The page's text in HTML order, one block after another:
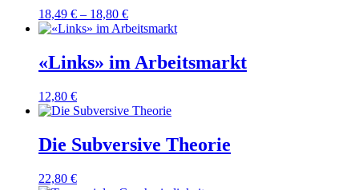
18,49 € – 18,80 €
«Links» im Arbeitsmarkt
12,80 €
Die Subversive Theorie
22,80 €